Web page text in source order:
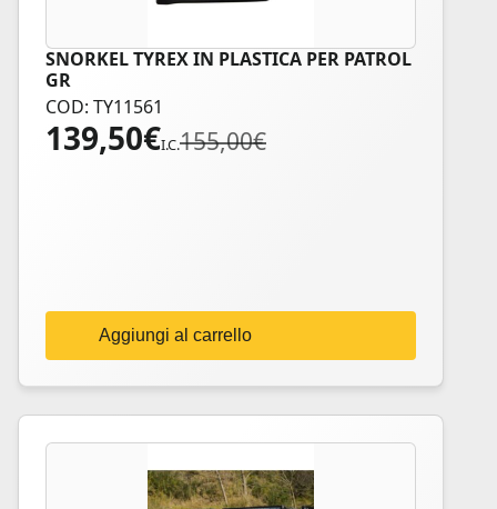
SNORKEL TYREX IN PLASTICA PER PATROL
GR
COD: TY11561
155,00€
Il
prezzo
139,50€
Il
prezzo
I.C.
Aggiungi al carrello